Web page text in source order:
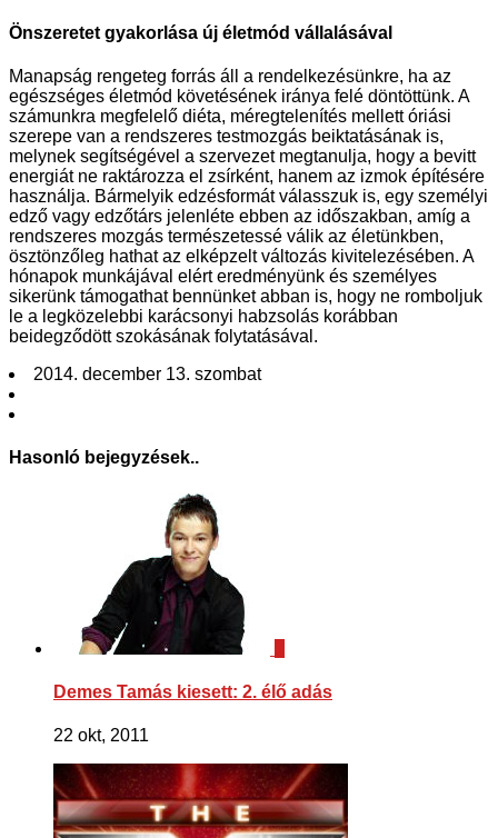
Önszeretet gyakorlása új életmód vállalásával
Manapság rengeteg forrás áll a rendelkezésünkre, ha az
egészséges életmód követésének iránya felé döntöttünk. A
számunkra megfelelő diéta, méregtelenítés mellett óriási
szerepe van a rendszeres testmozgás beiktatásának is,
melynek segítségével a szervezet megtanulja, hogy a bevitt
energiát ne raktározza el zsírként, hanem az izmok építésére
használja. Bármelyik edzésformát válasszuk is, egy személyi
edző vagy edzőtárs jelenléte ebben az időszakban, amíg a
rendszeres mozgás természetessé válik az életünkben,
ösztönzőleg hathat az elképzelt változás kivitelezésében. A
hónapok munkájával elért eredményünk és személyes
sikerünk támogathat bennünket abban is, hogy ne romboljuk
le a legközelebbi karácsonyi habzsolás korábban
beidegződött szokásának folytatásával.
2014. december 13. szombat
Hasonló bejegyzések..
Demes Tamás kiesett: 2. élő adás
22 okt, 2011